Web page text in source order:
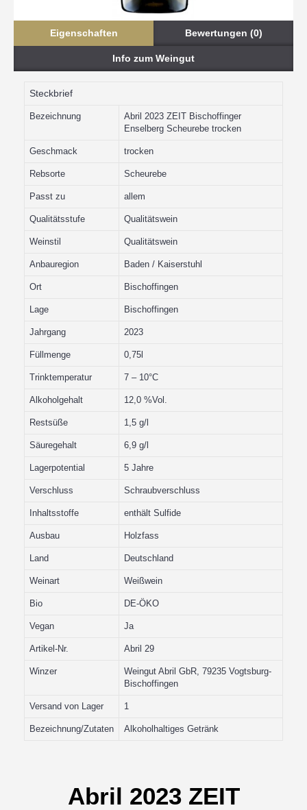
Eigenschaften Bewertungen (0)
Info zum Weingut
Steckbrief
Bezeichnung
Abril 2023 ZEIT Bischoffinger
Enselberg Scheurebe trocken
Geschmack trocken
Rebsorte Scheurebe
Passt zu allem
Qualitätsstufe Qualitätswein
Weinstil Qualitätswein
Anbauregion Baden / Kaiserstuhl
Ort Bischoffingen
Lage Bischoffingen
Jahrgang 2023
Füllmenge 0,75l
Trinktemperatur 7 – 10°C
Alkoholgehalt 12,0 %Vol.
Restsüße 1,5 g/l
Säuregehalt 6,9 g/l
Lagerpotential 5 Jahre
Verschluss Schraubverschluss
Inhaltsstoffe enthält Sulfide
Ausbau Holzfass
Land Deutschland
Weinart Weißwein
Bio DE-ÖKO
Vegan Ja
Artikel-Nr. Abril 29
Winzer
Weingut Abril GbR, 79235 Vogtsburg-
Bischoffingen
Versand von Lager 1
Bezeichnung/Zutaten Alkoholhaltiges Getränk
Abril 2023 ZEIT